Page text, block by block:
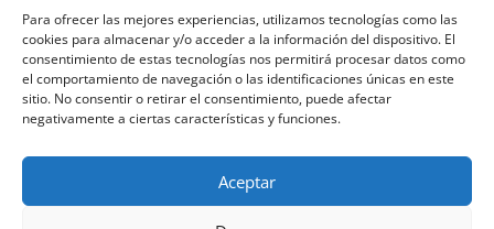
Para ofrecer las mejores experiencias, utilizamos tecnologías como las
cookies para almacenar y/o acceder a la información del dispositivo. El
consentimiento de estas tecnologías nos permitirá procesar datos como
el comportamiento de navegación o las identificaciones únicas en este
sitio. No consentir o retirar el consentimiento, puede afectar
negativamente a ciertas características y funciones.
Aceptar